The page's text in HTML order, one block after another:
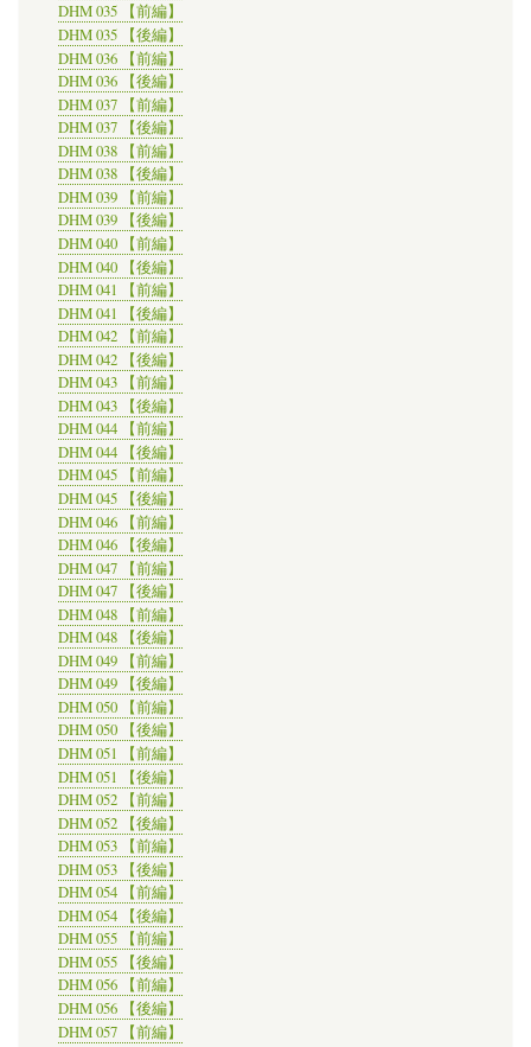
DHM 035 【前編】
DHM 035 【後編】
DHM 036 【前編】
DHM 036 【後編】
DHM 037 【前編】
DHM 037 【後編】
DHM 038 【前編】
DHM 038 【後編】
DHM 039 【前編】
DHM 039 【後編】
DHM 040 【前編】
DHM 040 【後編】
DHM 041 【前編】
DHM 041 【後編】
DHM 042 【前編】
DHM 042 【後編】
DHM 043 【前編】
DHM 043 【後編】
DHM 044 【前編】
DHM 044 【後編】
DHM 045 【前編】
DHM 045 【後編】
DHM 046 【前編】
DHM 046 【後編】
DHM 047 【前編】
DHM 047 【後編】
DHM 048 【前編】
DHM 048 【後編】
DHM 049 【前編】
DHM 049 【後編】
DHM 050 【前編】
DHM 050 【後編】
DHM 051 【前編】
DHM 051 【後編】
DHM 052 【前編】
DHM 052 【後編】
DHM 053 【前編】
DHM 053 【後編】
DHM 054 【前編】
DHM 054 【後編】
DHM 055 【前編】
DHM 055 【後編】
DHM 056 【前編】
DHM 056 【後編】
DHM 057 【前編】